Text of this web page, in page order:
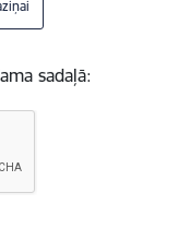
sadaļā: